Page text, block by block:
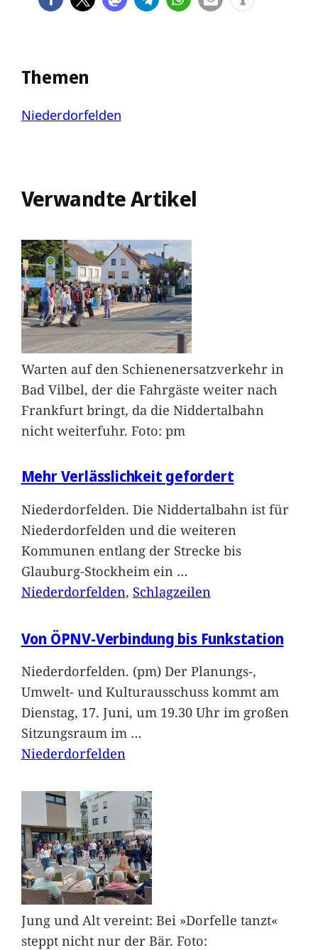
Themen
Niederdorfelden
Verwandte Artikel
Warten auf den Schienenersatzverkehr in
Bad Vilbel, der die Fahrgäste weiter nach
Frankfurt bringt, da die Niddertalbahn
nicht weiterfuhr. Foto: pm
Mehr Verlässlichkeit gefordert
Niederdorfelden. Die Niddertalbahn ist für
Niederdorfelden und die weiteren
Kommunen entlang der Strecke bis
Glauburg-Stockheim ein …
Niederdorfelden, Schlagzeilen
Von ÖPNV-Verbindung bis Funkstation
Niederdorfelden. (pm) Der Planungs-,
Umwelt- und Kulturausschuss kommt am
Dienstag, 17. Juni, um 19.30 Uhr im großen
Sitzungsraum im …
Niederdorfelden
Jung und Alt vereint: Bei »Dorfelle tanzt«
steppt nicht nur der Bär. Foto: